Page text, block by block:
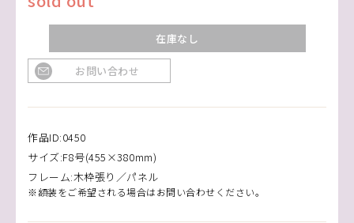
在庫なし
お問い合わせ
作品ID:0450
サイズ:F8号(455×380mm)
フレーム:木枠張り／パネル
※額装をご希望される場合はお問い合わせください。